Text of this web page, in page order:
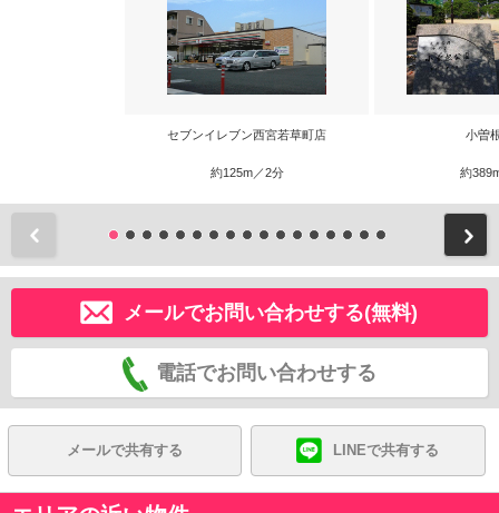
セブンイレブン西宮若草町店
約125m／2分
小曽
約
メールでお問い合わせする(無料)
電話でお問い合わせする
メールで共有する LINEで共有する